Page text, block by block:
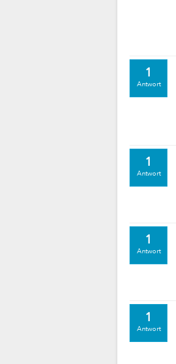
1
Antwort
1
Antwort
1
Antwort
1
Antwort